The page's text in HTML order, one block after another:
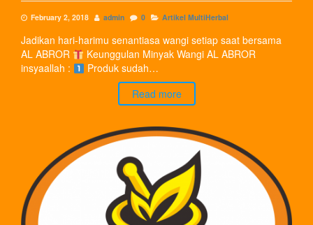
February 2, 2018 admin 0 Artikel MultiHerbal
Jadikan hari-harimu senantiasa wangi setiap saat bersama
AL ABROR
Keunggulan Minyak Wangi AL ABROR
insyaallah :
Produk sudah…
Read more